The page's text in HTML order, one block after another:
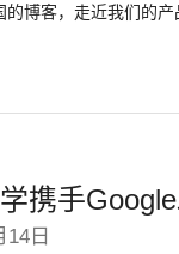
的博客，走近我们的
携手
14日